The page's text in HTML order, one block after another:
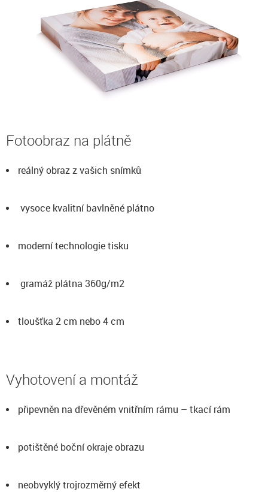
Fotoobraz na plátně
reálný obraz z vašich snímků
vysoce kvalitní bavlněné plátno
moderní technologie tisku
gramáž plátna 360g/m2
tloušťka 2 cm nebo 4 cm
Vyhotovení a montáž
připevněn na dřevěném vnitřním rámu – tkací rám
potištěné boční okraje obrazu
neobvyklý trojrozměrný efekt